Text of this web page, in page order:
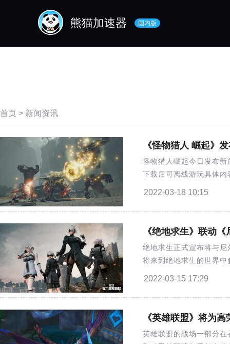
熊猫加速器 国内版
首页 > 新闻资讯
《怪物猎人 崛起》
怪物猎人崛起今日发布
下载后可离线游玩具体
2022-03-18 10:15
《绝地求生》联动
绝地求生正式宣布将与
将来到绝地求生的世界
2022-03-15 17:29
《英雄联盟》将为
英雄联盟的战场一部分